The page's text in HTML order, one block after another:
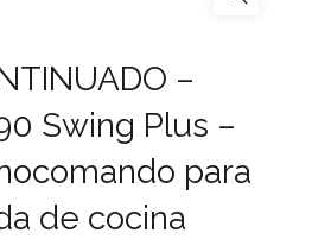
–
Swing Plus –
para
de cocina